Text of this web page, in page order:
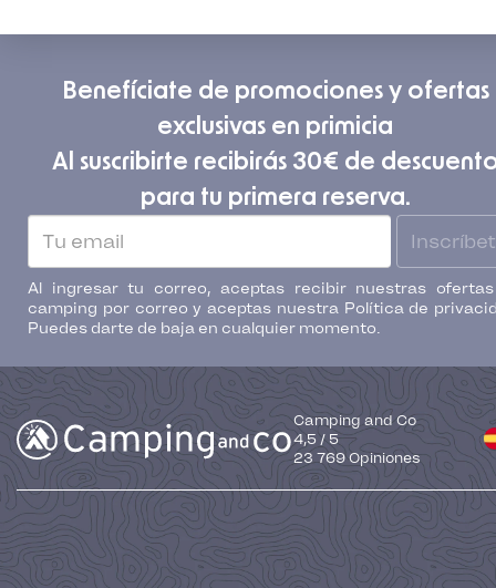
Benefíciate de promociones y ofertas
exclusivas en primicia
Al suscribirte recibirás 30€ de
para tu primera reserva.
Al ingresar tu correo, aceptas recibir nuestras
camping por correo y aceptas nuestra Política de
Puedes darte de baja en cualquier momento.
Camping and Co
4,5 / 5
23 769 Opiniones